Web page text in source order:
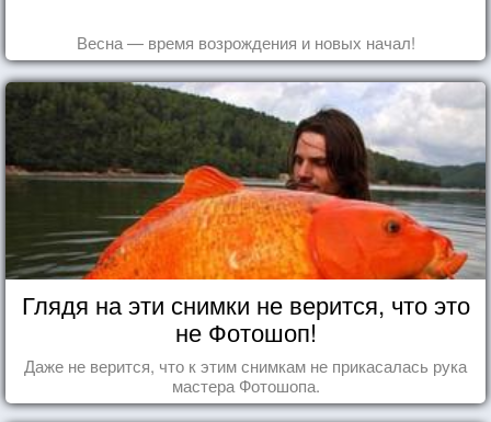
Весна — время возрождения и новых начал!
Глядя на эти снимки не верится, что это
не Фотошоп!
Даже не верится, что к этим снимкам не прикасалась рука
мастера Фотошопа.